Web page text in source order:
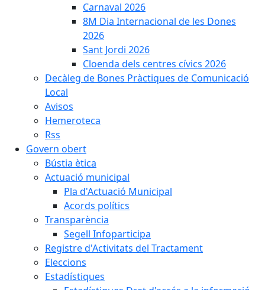
Carnaval 2026
8M Dia Internacional de les Dones
2026
Sant Jordi 2026
Cloenda dels centres cívics 2026
Decàleg de Bones Pràctiques de Comunicació
Local
Avisos
Hemeroteca
Rss
Govern obert
Bústia ètica
Actuació municipal
Pla d'Actuació Municipal
Acords polítics
Transparència
Segell Infoparticipa
Registre d'Activitats del Tractament
Eleccions
Estadístiques